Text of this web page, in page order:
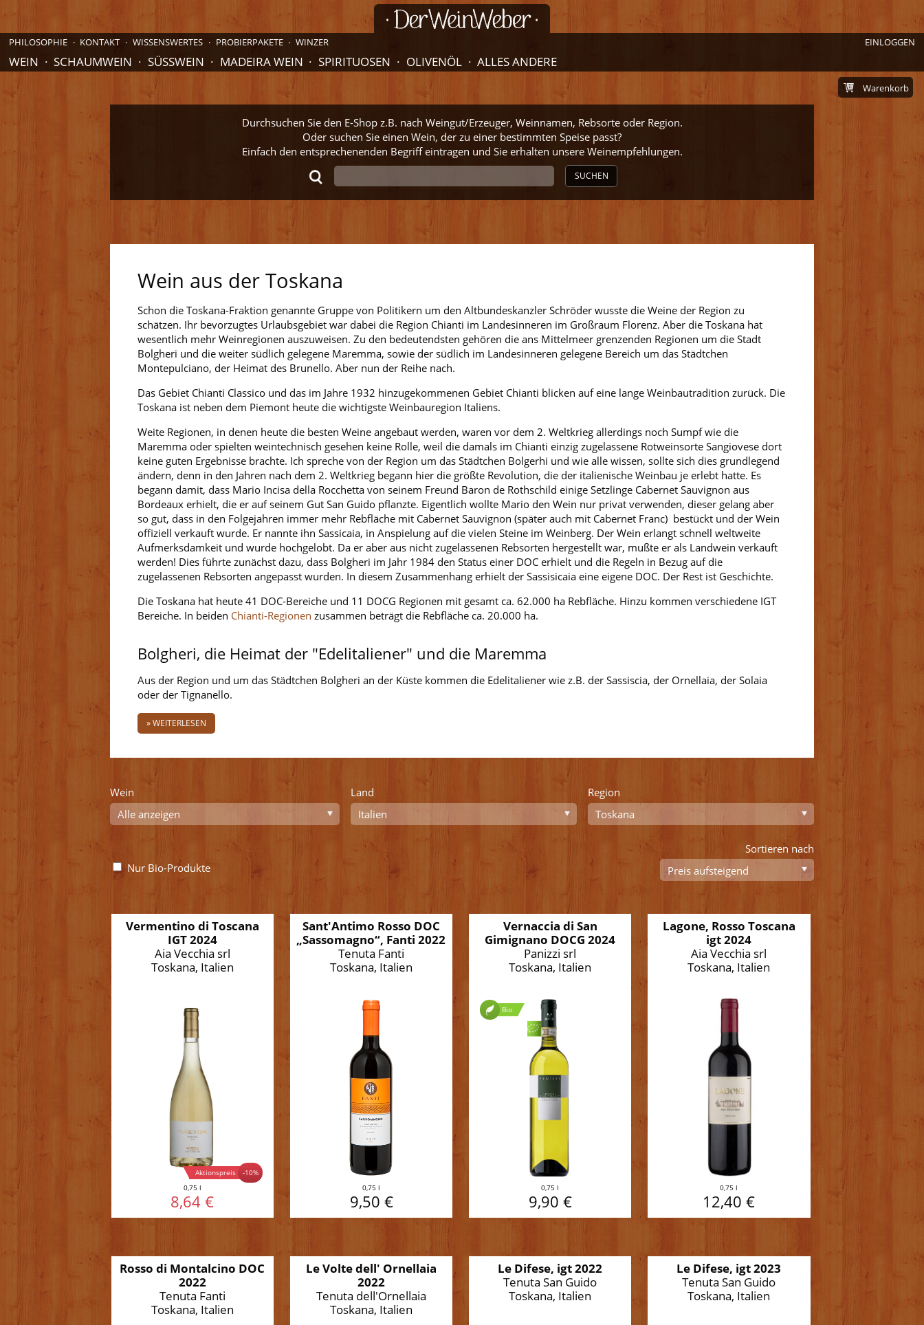
EINLOGGEN
PHILOSOPHIE KONTAKT WISSENSWERTES PROBIERPAKETE WINZER
WEIN SCHAUMWEIN SÜSSWEIN MADEIRA WEIN SPIRITUOSEN OLIVENÖL ALLES ANDERE
Durchsuchen Sie den E-Shop z.B. nach Weingut/Erzeuger, Weinnamen, Rebsorte oder Region.
Oder suchen Sie einen Wein, der zu einer bestimmten Speise passt?
Einfach den entsprechenenden Begriff eintragen und Sie erhalten unsere Weinempfehlungen.
SUCHEN
Warenkorb
Wein aus der Toskana
Schon die Toskana-Fraktion genannte Gruppe von Politikern um den Altbundeskanzler Schröder wusste die Weine der Region zu
schätzen. Ihr bevorzugtes Urlaubsgebiet war dabei die Region Chianti im Landesinneren im Großraum Florenz. Aber die Toskana hat
wesentlich mehr Weinregionen auszuweisen. Zu den bedeutendsten gehören die ans Mittelmeer grenzenden Regionen um die Stadt
Bolgheri und die weiter südlich gelegene Maremma, sowie der südlich im Landesinneren gelegene Bereich um das Städtchen
Montepulciano, der Heimat des Brunello. Aber nun der Reihe nach.
Das Gebiet Chianti Classico und das im Jahre 1932 hinzugekommenen Gebiet Chianti blicken auf eine lange Weinbautradition zurück. Die
Toskana ist neben dem Piemont heute die wichtigste Weinbauregion Italiens.
Weite Regionen, in denen heute die besten Weine angebaut werden, waren vor dem 2. Weltkrieg allerdings noch Sumpf wie die
Maremma oder spielten weintechnisch gesehen keine Rolle, weil die damals im Chianti einzig zugelassene Rotweinsorte Sangiovese dort
keine guten Ergebnisse brachte. Ich spreche von der Region um das Städtchen Bolgerhi und wie alle wissen, sollte sich dies grundlegend
ändern, denn in den Jahren nach dem 2. Weltkrieg begann hier die größte Revolution, die der italienische Weinbau je erlebt hatte. Es
begann damit, dass Mario Incisa della Rocchetta von seinem Freund Baron de Rothschild einige Setzlinge Cabernet Sauvignon aus
Bordeaux erhielt, die er auf seinem Gut San Guido pflanzte. Eigentlich wollte Mario den Wein nur privat verwenden, dieser gelang aber
so gut, dass in den Folgejahren immer mehr Rebfläche mit Cabernet Sauvignon (später auch mit Cabernet Franc) bestückt und der Wein
offiziell verkauft wurde. Er nannte ihn Sassicaia, in Anspielung auf die vielen Steine im Weinberg. Der Wein erlangt schnell weltweite
Aufmerksdamkeit und wurde hochgelobt. Da er aber aus nicht zugelassenen Rebsorten hergestellt war, mußte er als Landwein verkauft
werden! Dies führte zunächst dazu, dass Bolgheri im Jahr 1984 den Status einer DOC erhielt und die Regeln in Bezug auf die
zugelassenen Rebsorten angepasst wurden. In diesem Zusammenhang erhielt der Sassisicaia eine eigene DOC. Der Rest ist Geschichte.
Die Toskana hat heute 41 DOC-Bereiche und 11 DOCG Regionen mit gesamt ca. 62.000 ha Rebfläche. Hinzu kommen verschiedene IGT
Bereiche. In beiden Chianti-Regionen zusammen beträgt die Rebfläche ca. 20.000 ha.
Bolgheri, die Heimat der "Edelitaliener" und die Maremma
Aus der Region und um das Städtchen Bolgheri an der Küste kommen die Edelitaliener wie z.B. der Sassiscia, der Ornellaia, der Solaia
oder der Tignanello.
» WEITERLESEN
Wein Land Region
Nur Bio-Produkte
Sortieren nach
Vermentino di Toscana
IGT 2024
Aia Vecchia srl
Toskana, Italien
-10%
Aktionspreis
0,75 l
8,64 €
Sant'Antimo Rosso DOC
„Sassomagno“, Fanti 2022
Tenuta Fanti
Toskana, Italien
0,75 l
9,50 €
Vernaccia di San
Gimignano DOCG 2024
Panizzi srl
Toskana, Italien
Bio
0,75 l
9,90 €
Lagone, Rosso Toscana
igt 2024
Aia Vecchia srl
Toskana, Italien
0,75 l
12,40 €
Rosso di Montalcino DOC
2022
Tenuta Fanti
Toskana, Italien
Le Volte dell' Ornellaia
2022
Tenuta dell'Ornellaia
Toskana, Italien
Le Difese, igt 2022
Tenuta San Guido
Toskana, Italien
Le Difese, igt 2023
Tenuta San Guido
Toskana, Italien